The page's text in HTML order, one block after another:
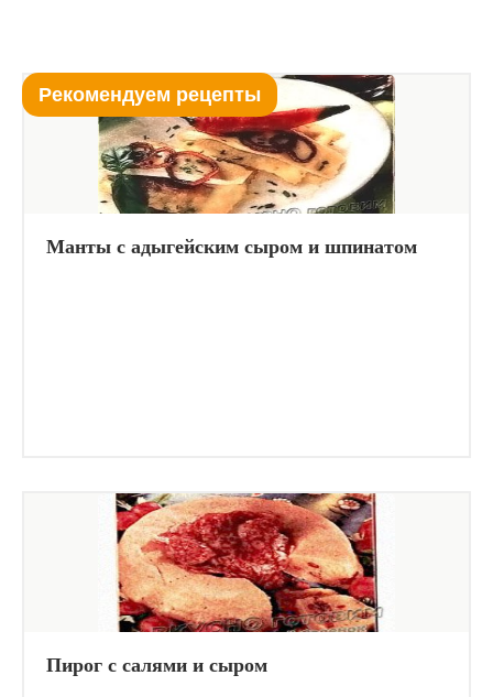
Рекомендуем рецепты
Манты с адыгейским сыром и шпинатом
Пирог с салями и сыром